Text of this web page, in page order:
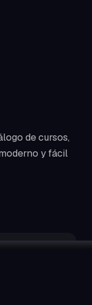
de cursos,
y fácil